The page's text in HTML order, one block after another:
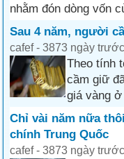
nhằm đón dòng vốn
Sau 4 năm, người
cafef - 3873 ngày trước
Theo tính
cầm giữ
giá vàng
Chỉ vài năm nữa
chính Trung Quốc
cafef - 3873 ngày trước